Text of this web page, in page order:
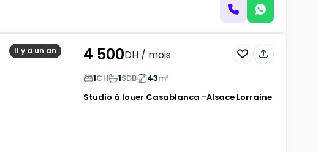
Il y a un an 4 500DH/ mois
1CH 1SDB 43m²
Studio à louer Casablanca -Alsace Lorraine